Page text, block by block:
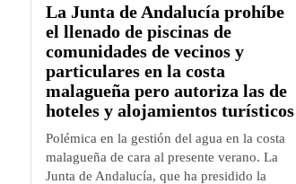
La Junta de Andalucía prohíbe
el llenado de piscinas de
comunidades de vecinos y
particulares en la costa
malagueña pero autoriza las de
hoteles y alojamientos turísticos
Polémica en la gestión del agua en la costa
malagueña de cara al presente verano. La
Junta de Andalucía, que ha presidido la